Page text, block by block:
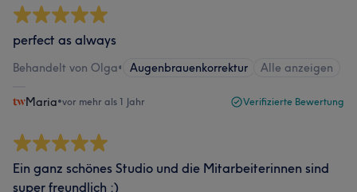
perfect as always
Behandelt von Olga• Augenbrauenkorrektur Alle anzeigen
Maria•vor mehr als 1 Jahr Verifizierte Bewertung
Ein ganz schönes Studio und die Mitarbeiterinnen sind
super freundlich :)